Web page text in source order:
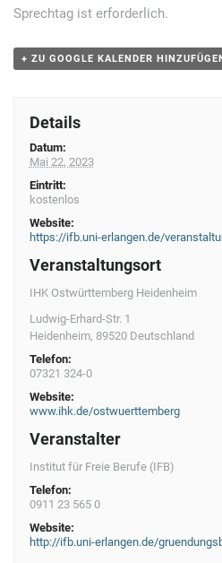
i
g
a
Sprechtag ist erforderlich.
+ ZU GOOGLE KALENDER
Details
Datum:
Mai 22, 2023
Eintritt:
kostenlos
Website:
https://ifb.uni-erlangen.de/
Veranstaltungsort
IHK Ostwürttemberg Heidenheim
Ludwig-Erhard-Str. 1
Heidenheim, 89520 Deutschland
Telefon:
07321 324-0
Website:
www.ihk.de/ostwuerttemberg
Veranstalter
Institut für Freie Berufe (IFB)
Telefon:
0911 23 565 0
Website:
http://ifb.uni-erlangen.de/